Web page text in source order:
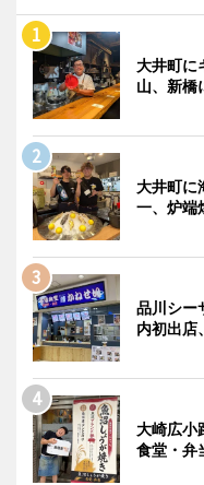
大井町に
山、新橋
大井町
一、炉端
品川シー
内初出店
大崎広小
食堂・